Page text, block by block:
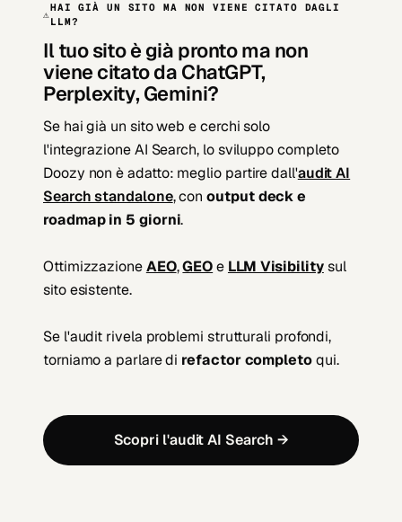
⚠
HAI GIÀ UN SITO MA NON VIENE CITATO DAGLI
LLM?
Il tuo sito è già pronto ma non
viene citato da ChatGPT,
Perplexity, Gemini?
Se hai già un sito web e cerchi solo
l'integrazione AI Search, lo sviluppo completo
Doozy non è adatto: meglio partire dall'audit AI
Search standalone, conoutput deck e
roadmap in 5 giorni.
OttimizzazioneAEO,GEOe LLM Visibilitysul
sito esistente.
Se l'audit rivela problemi strutturali profondi,
torniamo a parlare di refactor completoqui.
Scopri l'audit AI Search →